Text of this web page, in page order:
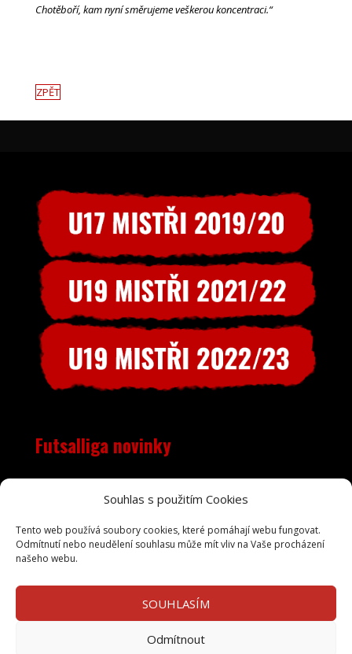
Souhlas s použitím Cookies
Tento web používá soubory cookies, které pomáhají webu fungovat.
Odmítnutí nebo neudělení souhlasu může mít vliv na Vaše procházení
našeho webu.
SOUHLASÍM
Odmítnout
Chotěboří, kam nyní směrujeme veškerou koncentraci.“
ZPĚT
Futsalliga novinky
Objevila se nečekaná chyba, RSS zdroj je pravděpodobně
mimo provoz. Zkuste to prosím později.